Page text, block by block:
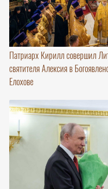
Патриарх Кирилл совершил
святителя Алексия в
Елохове